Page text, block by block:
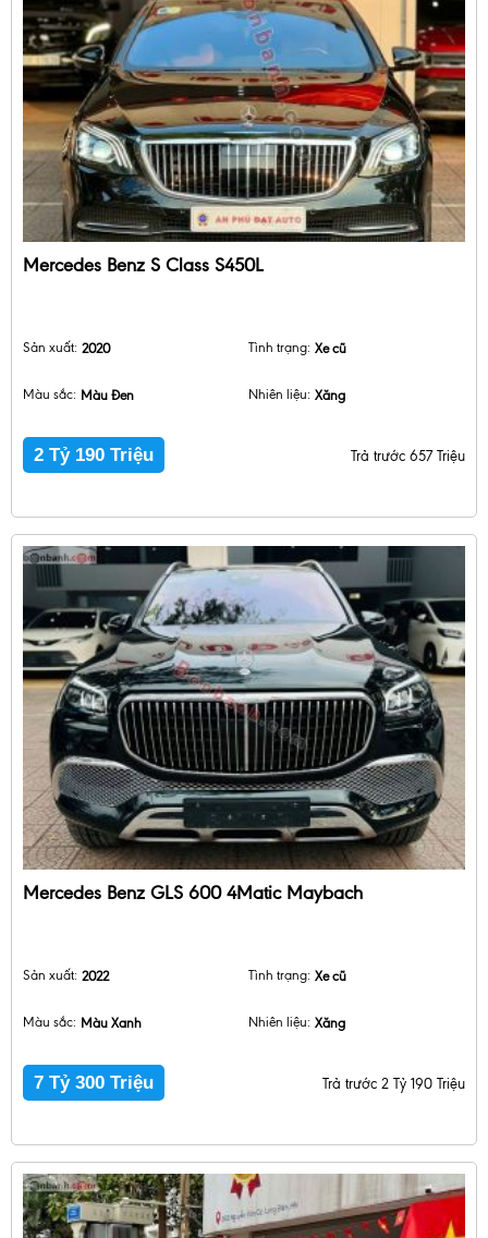
Mercedes Benz S Class S450L
Sản xuất: 2020 Tình trạng: Xe cũ
Màu sắc: Màu Đen Nhiên liệu: Xăng
2 Tỷ 190 Triệu Trả trước 657 Triệu
Mercedes Benz GLS 600 4Matic Maybach
Sản xuất: 2022 Tình trạng: Xe cũ
Màu sắc: Màu Xanh Nhiên liệu: Xăng
7 Tỷ 300 Triệu Trả trước 2 Tỷ 190 Triệu